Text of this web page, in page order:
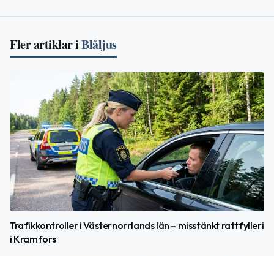
Fler artiklar iBlåljus
Trafikkontroller i Västernorrlands län – misstänkt rattfylleri
i Kramfors